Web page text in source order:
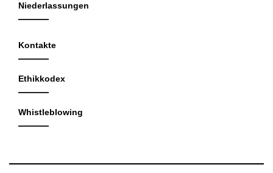
Niederlassungen
Kontakte
Ethikkodex
Whistleblowing